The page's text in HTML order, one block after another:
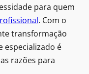
para quem
. Com o
transformação
especializado é
razões para